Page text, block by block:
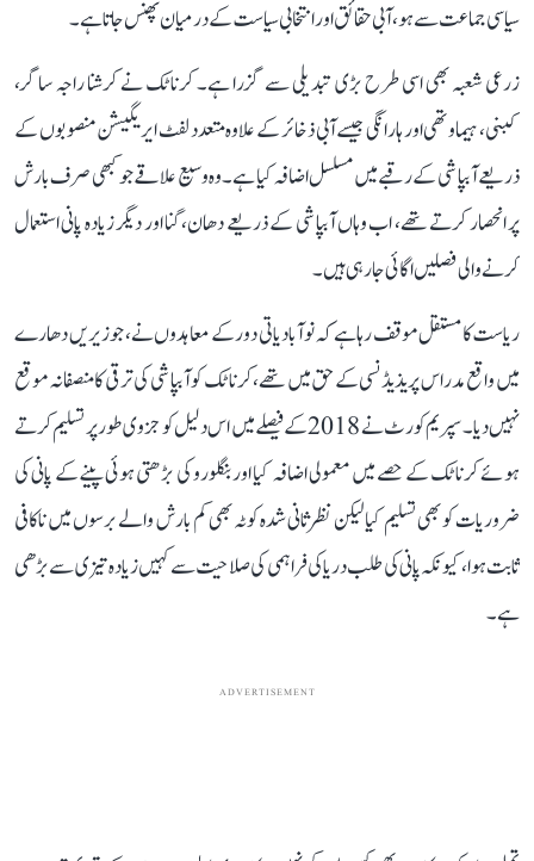
سیاسی جماعت سے ہو، آبی حقائق اور انتخابی سیاست کے درمیان پھنس جاتا ہے۔
زرعی شعبہ بھی اسی طرح بڑی تبدیلی سے گزرا ہے۔ کرناٹک نے کرشنا راجہ ساگر،
کبنی، ہیماوتھی اور ہارانگی جیسے آبی ذخائر کے علاوہ متعدد لفٹ ایریگیشن منصوبوں کے
ذریعے آبپاشی کے رقبے میں مسلسل اضافہ کیا ہے۔ وہ وسیع علاقے جو کبھی صرف بارش
پر انحصار کرتے تھے، اب وہاں آبپاشی کے ذریعے دھان، گنا اور دیگر زیادہ پانی استعمال
کرنے والی فصلیں اگائی جا رہی ہیں۔
ریاست کا مستقل موقف رہا ہے کہ نوآبادیاتی دور کے معاہدوں نے، جو زیریں دھارے
میں واقع مدراس پریذیڈنسی کے حق میں تھے، کرناٹک کو آبپاشی کی ترقی کا منصفانہ موقع
نہیں دیا۔ سپریم کورٹ نے 2018 کے فیصلے میں اس دلیل کو جزوی طور پر تسلیم کرتے
ہوئے کرناٹک کے حصے میں معمولی اضافہ کیا اور بنگلورو کی بڑھتی ہوئی پینے کے پانی کی
ضروریات کو بھی تسلیم کیا لیکن نظرثانی شدہ کوٹہ بھی کم بارش والے برسوں میں ناکافی
ثابت ہوا، کیونکہ پانی کی طلب دریا کی فراہمی کی صلاحیت سے کہیں زیادہ تیزی سے بڑھی
ہے۔
ADVERTISEMENT